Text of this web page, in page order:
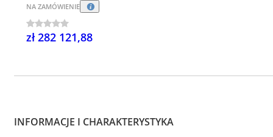
NA ZAMÓWIENIE
zł 282 121,88
INFORMACJE I CHARAKTERYSTYKA